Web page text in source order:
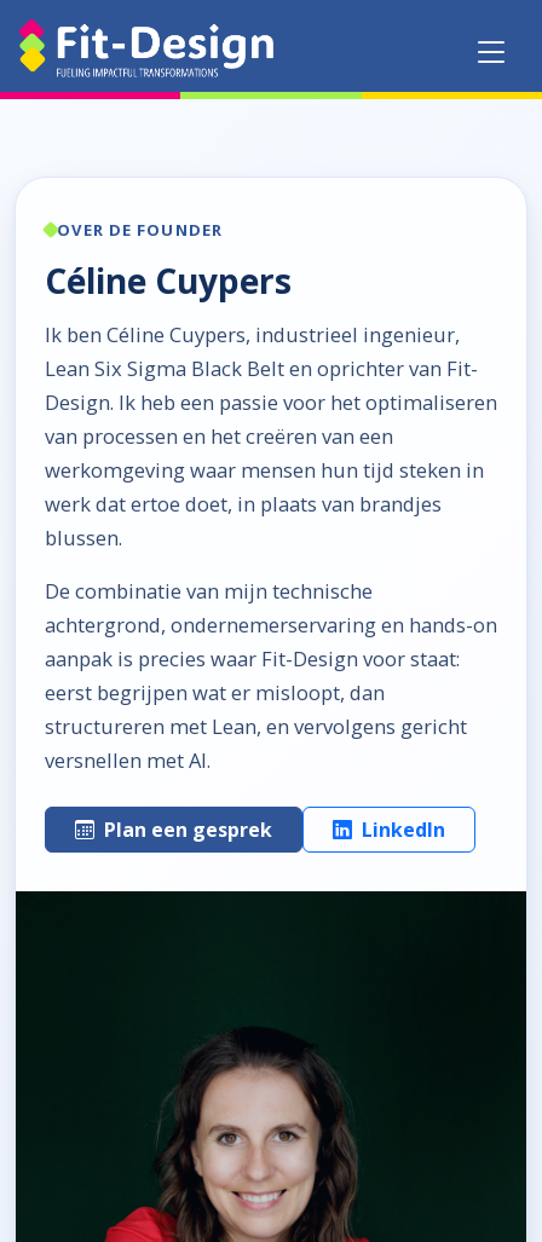
OVER DE FOUNDER
Céline Cuypers
Ik ben Céline Cuypers, industrieel ingenieur,
Lean Six Sigma Black Belt en oprichter van Fit-
Design. Ik heb een passie voor het optimaliseren
van processen en het creëren van een
werkomgeving waar mensen hun tijd steken in
werk dat ertoe doet, in plaats van brandjes
blussen.
De combinatie van mijn technische
achtergrond, ondernemerservaring en hands-on
aanpak is precies waar Fit-Design voor staat:
eerst begrijpen wat er misloopt, dan
structureren met Lean, en vervolgens gericht
versnellen met AI.
Plan een gesprek LinkedIn